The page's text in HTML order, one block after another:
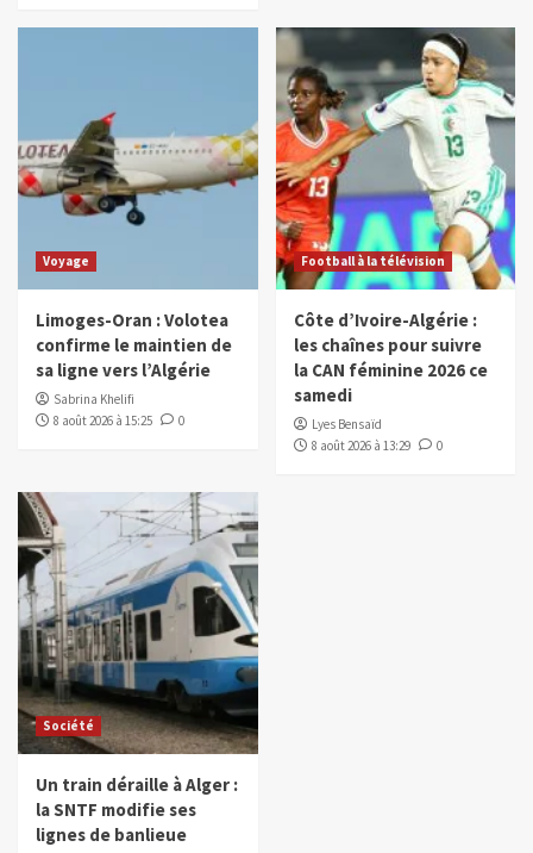
Voyage
Limoges-Oran : Volotea
confirme le maintien de
sa ligne vers l’Algérie
Sabrina Khelifi
8 août 2026 à 15:25
0
Football à la télévision
Côte d’Ivoire-Algérie :
les chaînes pour suivre
la CAN féminine 2026 ce
samedi
Lyes Bensaïd
8 août 2026 à 13:29
0
Société
Un train déraille à Alger :
la SNTF modifie ses
lignes de banlieue